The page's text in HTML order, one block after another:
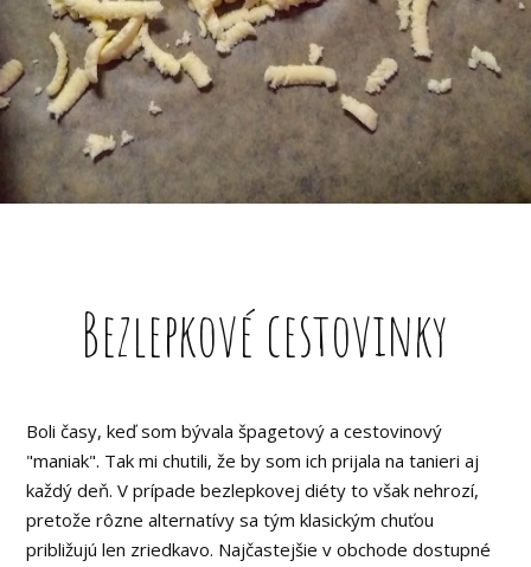
Bezlepkové cestovinky
Boli časy, keď som bývala špagetový a cestovinový
"maniak". Tak mi chutili, že by som ich prijala na tanieri aj
každý deň. V prípade bezlepkovej diéty to však nehrozí,
pretože rôzne alternatívy sa tým klasickým chuťou
približujú len zriedkavo. Najčastejšie v obchode dostupné